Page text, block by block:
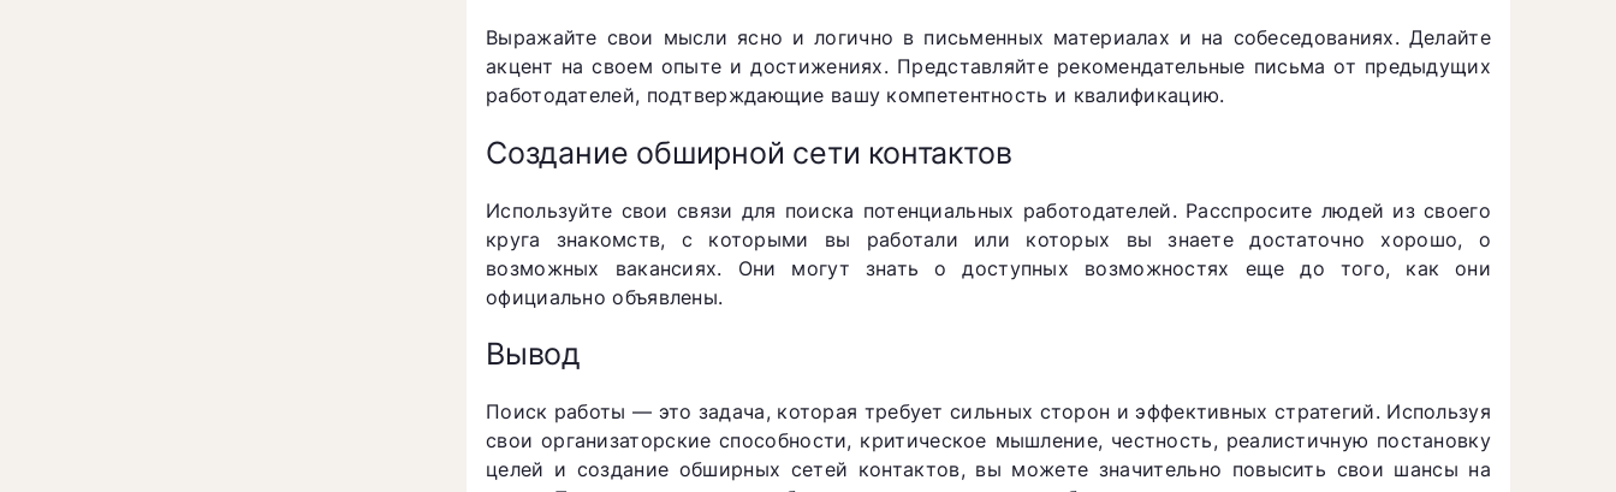
Выражайте свои мысли ясно и логично в письменных материалах и на собеседованиях. Делайте
акцент на своем опыте и достижениях. Представляйте рекомендательные письма от предыдущих
работодателей, подтверждающие вашу компетентность и квалификацию.
Создание обширной сети контактов
Используйте свои связи для поиска потенциальных работодателей. Расспросите людей из своего
круга знакомств, с которыми вы работали или которых вы знаете достаточно хорошо, о
возможных вакансиях. Они могут знать о доступных возможностях еще до того, как они
официально объявлены.
Вывод
Поиск работы — это задача, которая требует сильных сторон и эффективных стратегий. Используя
свои организаторские способности, критическое мышление, честность, реалистичную постановку
целей и создание обширных сетей контактов, вы можете значительно повысить свои шансы на